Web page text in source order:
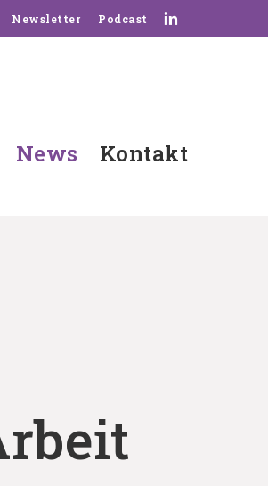
linkedin
Newsletter Podcast
News Kontakt